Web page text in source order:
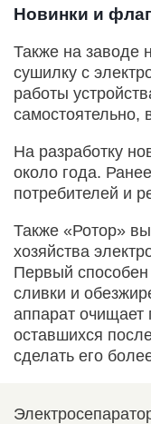
Новинки и
Также на заводе
сушилку с
работы
самостоятельно,
На разработку
около года.
потребителей и
Также «Ротор»
хозяйства
Первый способен
сливки и
аппарат очищает
оставшихся
сделать его